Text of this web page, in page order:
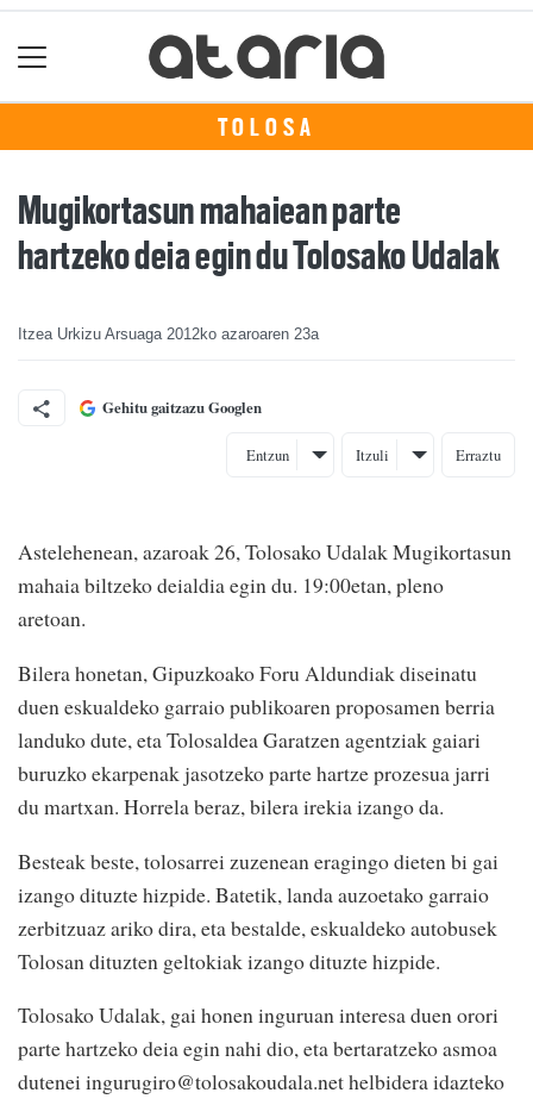
TOLOSA
Mugikortasun mahaiean parte
hartzeko deia egin du Tolosako Udalak
Itzea Urkizu Arsuaga 2012ko azaroaren 23a
Gehitu gaitzazu Googlen
Entzun Itzuli Erraztu
Astelehenean, azaroak 26, Tolosako Udalak Mugikortasun
mahaia biltzeko deialdia egin du. 19:00etan, pleno
aretoan.
Bilera honetan, Gipuzkoako Foru Aldundiak diseinatu
duen eskualdeko garraio publikoaren proposamen berria
landuko dute, eta Tolosaldea Garatzen agentziak gaiari
buruzko ekarpenak jasotzeko parte hartze prozesua jarri
du martxan. Horrela beraz, bilera irekia izango da.
Besteak beste, tolosarrei zuzenean eragingo dieten bi gai
izango dituzte hizpide. Batetik, landa auzoetako garraio
zerbitzuaz ariko dira, eta bestalde, eskualdeko autobusek
Tolosan dituzten geltokiak izango dituzte hizpide.
Tolosako Udalak, gai honen inguruan interesa duen orori
parte hartzeko deia egin nahi dio, eta bertaratzeko asmoa
dutenei ingurugiro@tolosakoudala.net helbidera idazteko